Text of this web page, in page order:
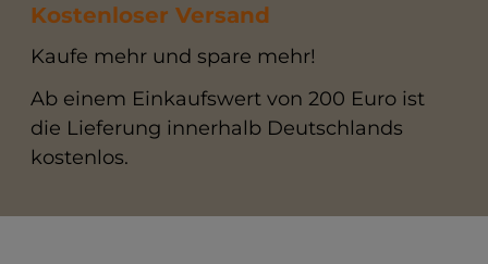
Kostenloser Versand
Kaufe mehr und spare mehr!
Ab einem Einkaufswert von 200 Euro ist
die Lieferung innerhalb Deutschlands
kostenlos.